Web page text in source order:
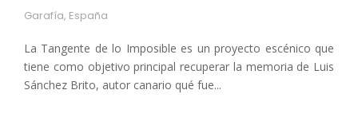
Garafía, España
La Tangente de lo Imposible es un proyecto escénico que
tiene como objetivo principal recuperar la memoria de Luis
Sánchez Brito, autor canario qué fue...